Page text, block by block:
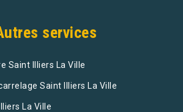
services
Saint Illiers La Ville
Saint Illiers La Ville
La Ville